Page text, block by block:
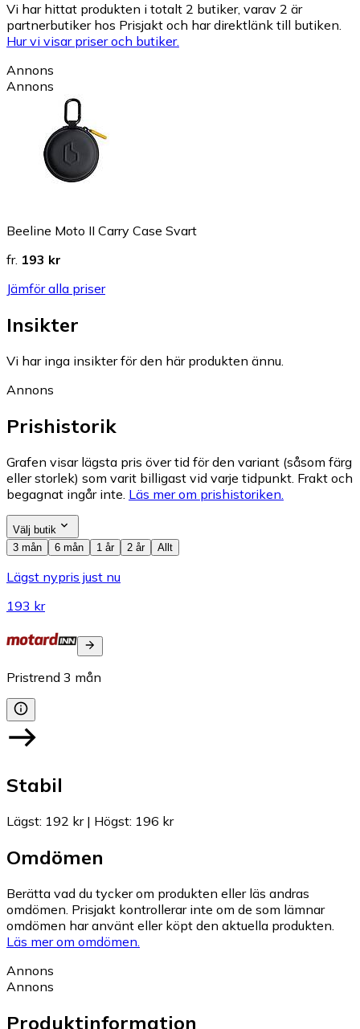
Vi har hittat produkten i totalt 2 butiker, varav 2 är
partnerbutiker hos Prisjakt och har direktlänk till butiken.
Hur vi visar priser och butiker.
Annons
Annons
Beeline Moto II Carry Case Svart
fr. 193 kr
Jämför alla priser
Insikter
Vi har inga insikter för den här produkten ännu.
Annons
Prishistorik
Grafen visar lägsta pris över tid för den variant (såsom färg
eller storlek) som varit billigast vid varje tidpunkt. Frakt och
begagnat ingår inte. Läs mer om prishistoriken.
Välj butik
3 mån
6 mån 1 år 2 år Allt
Lägst nypris just nu
193 kr
Pristrend 3 mån
Stabil
Lägst: 192 kr| Högst: 196 kr
Omdömen
Berätta vad du tycker om produkten eller läs andras
omdömen. Prisjakt kontrollerar inte om de som lämnar
omdömen har använt eller köpt den aktuella produkten.
Läs mer om omdömen.
Annons
Annons
Produktinformation